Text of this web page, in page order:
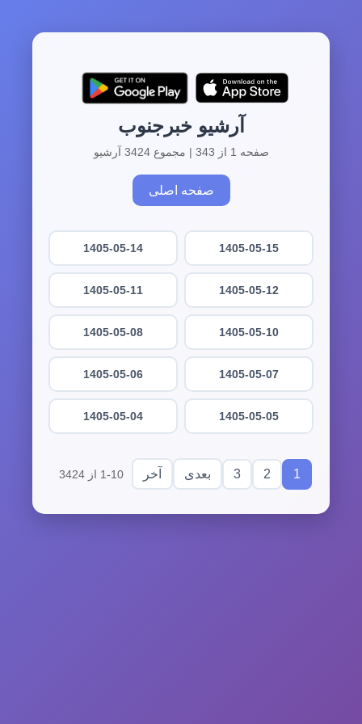
آرشیو خبرجنوب
صفحه 1 از 343 | مجموع 3424 آرشیو
صفحه اصلی
1405-05-15
1405-05-14
1405-05-12
1405-05-11
1405-05-10
1405-05-08
1405-05-07
1405-05-06
1405-05-05
1405-05-04
1
2
3 بعدی آخر 1-10 از 3424